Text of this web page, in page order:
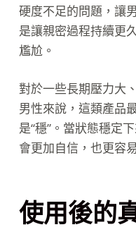
硬度不足的問題，讓
是讓親密過程持續更
尷尬。
對於一些長期壓力大
男性來說，這類產品
是“穩”。當狀態穩定
會更加自信，也更容
使用後的